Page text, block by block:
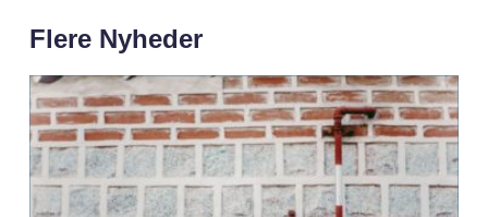
Flere Nyheder